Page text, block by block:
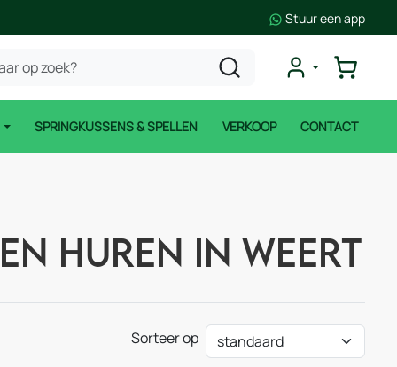
Stuur een app
SPRINGKUSSENS & SPELLEN VERKOOP CONTACT
huren in Weert
Sorteer op